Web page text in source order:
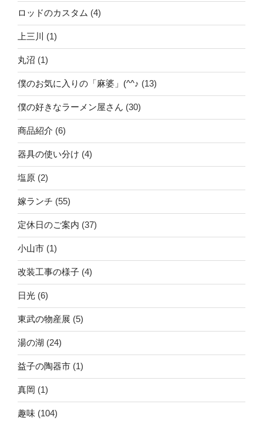
ロッドのカスタム (4)
上三川 (1)
丸沼 (1)
僕のお気に入りの「麻婆」(^^♪ (13)
僕の好きなラーメン屋さん (30)
商品紹介 (6)
器具の使い分け (4)
塩原 (2)
嫁ランチ (55)
定休日のご案内 (37)
小山市 (1)
改装工事の様子 (4)
日光 (6)
東武の物産展 (5)
湯の湖 (24)
益子の陶器市 (1)
真岡 (1)
趣味 (104)